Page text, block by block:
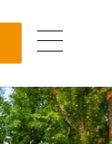
Menü